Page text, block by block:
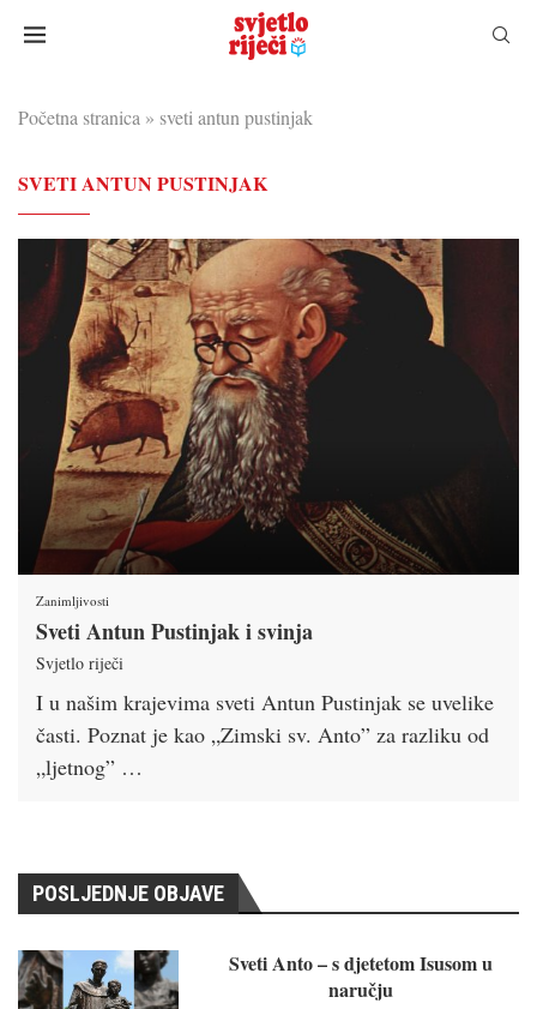
Početna stranica » sveti antun pustinjak
SVETI ANTUN PUSTINJAK
Zanimljivosti
Sveti Antun Pustinjak i svinja
Svjetlo riječi
I u našim krajevima sveti Antun Pustinjak se uvelike
časti. Poznat je kao „Zimski sv. Anto” za razliku od
„ljetnog” …
POSLJEDNJE OBJAVE
Sveti Anto – s djetetom Isusom u
naručju